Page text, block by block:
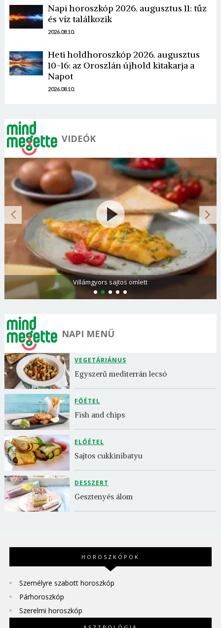
Napi horoszkóp 2026. augusztus 11: tűz
és víz találkozik
2026.08.10.
Heti holdhoroszkóp 2026. augusztus
10-16: az Oroszlán újhold kitakarja a
Napot
2026.08.10.
VIDEÓK
Villámgyors sajtos omlett
NAPI MENÜ
VEGETÁRIÁNUS
Egyszerű mediterrán lecsó
FŐÉTEL
Fish and chips
ELŐÉTEL
Sajtos cukkinibatyu
DESSZERT
Gesztenyés álom
HOROSZKÓPOK
Személyre szabott horoszkóp
Párhoroszkóp
Szerelmi horoszkóp
Borsonline bejelentkezés
E-mail cím vagy felhasználónév
Mégse